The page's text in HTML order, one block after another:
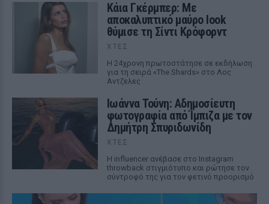
Κάια Γκέρμπερ: Με
αποκαλυπτικό μαύρο look
θύμισε τη Σίντι Κρόφορντ
ΧΤΕΣ
Η 24χρονη πρωτοστάτησε σε εκδήλωση
για τη σειρά «The Shards» στο Λος
Αντζελες
Ιωάννα Τούνη: Αδημοσίευτη
φωτογραφία από Ίμπιζα με τον
Δημήτρη Σπυριδωνίδη
ΧΤΕΣ
Η influencer ανέβασε στο Instagram
throwback στιγμιότυπο και ρώτησε τον
σύντροφό της για τον φετινό προορισμό